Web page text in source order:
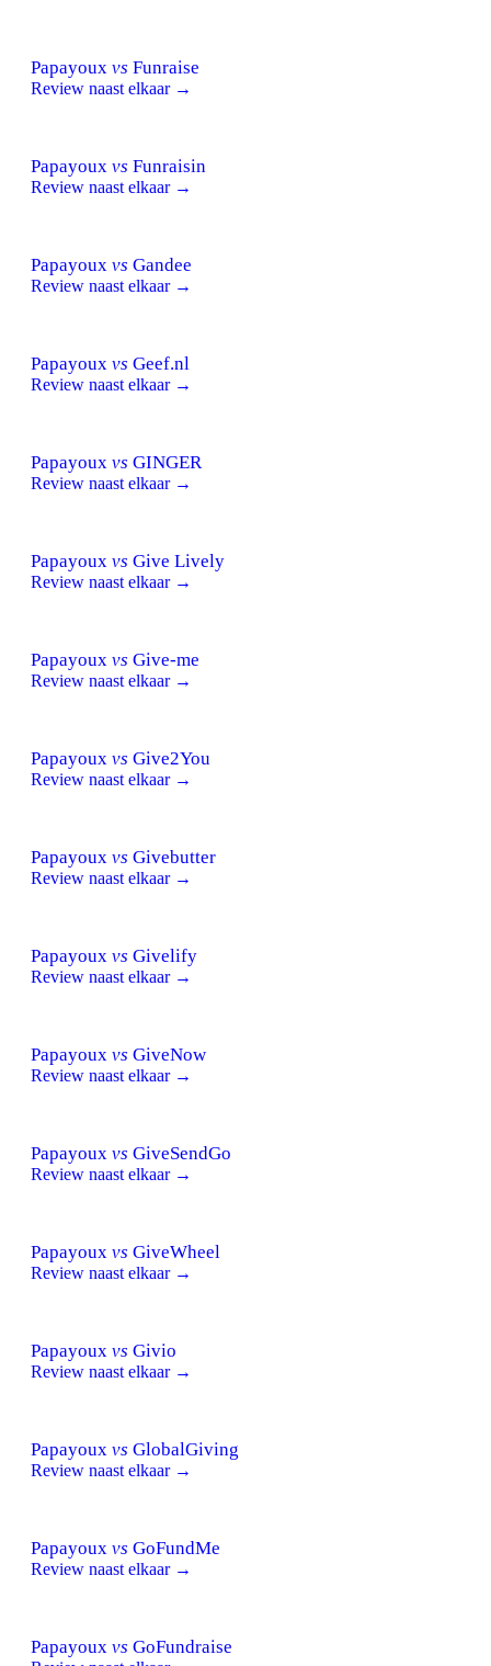
Papayoux vs Funraise
Review naast elkaar →
Papayoux vs Funraisin
Review naast elkaar →
Papayoux vs Gandee
Review naast elkaar →
Papayoux vs Geef.nl
Review naast elkaar →
Papayoux vs GINGER
Review naast elkaar →
Papayoux vs Give Lively
Review naast elkaar →
Papayoux vs Give-me
Review naast elkaar →
Papayoux vs Give2You
Review naast elkaar →
Papayoux vs Givebutter
Review naast elkaar →
Papayoux vs Givelify
Review naast elkaar →
Papayoux vs GiveNow
Review naast elkaar →
Papayoux vs GiveSendGo
Review naast elkaar →
Papayoux vs GiveWheel
Review naast elkaar →
Papayoux vs Givio
Review naast elkaar →
Papayoux vs GlobalGiving
Review naast elkaar →
Papayoux vs GoFundMe
Review naast elkaar →
Papayoux vs GoFundraise